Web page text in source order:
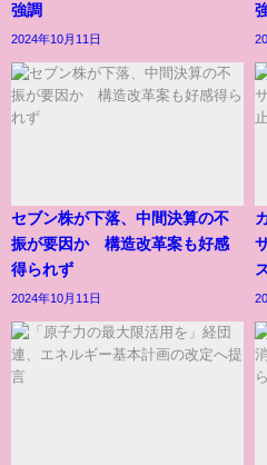
強調
2024年10月11日
セブン株が下落、中間決算の不
振が要因か 構造改革案も好感
得られず
2024年10月11日